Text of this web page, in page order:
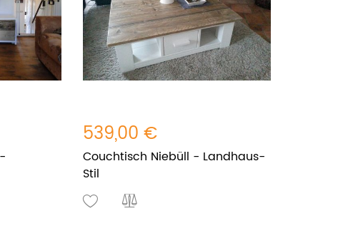
539,00 €
Couchtisch Niebüll - Landhaus-
Stil